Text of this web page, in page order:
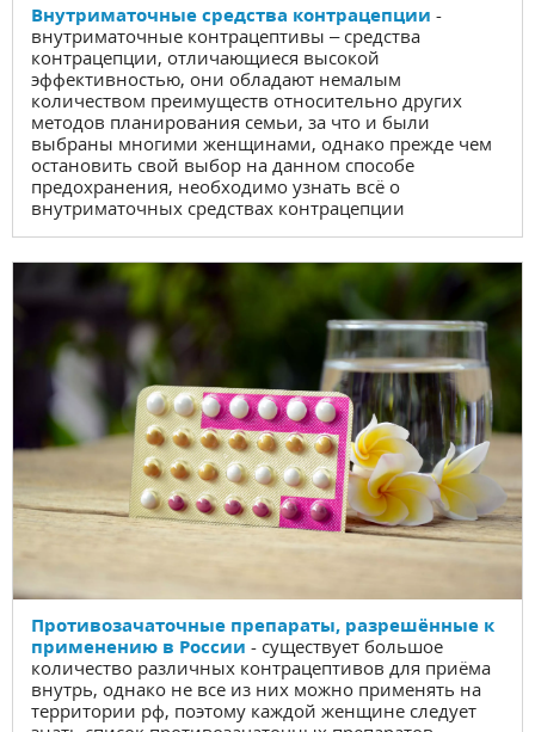
Внутриматочные средства контрацепции -
внутриматочные контрацептивы – средства
контрацепции, отличающиеся высокой
эффективностью, они обладают немалым
количеством преимуществ относительно других
методов планирования семьи, за что и были
выбраны многими женщинами, однако прежде чем
остановить свой выбор на данном способе
предохранения, необходимо узнать всё о
внутриматочных средствах контрацепции
Противозачаточные препараты, разрешённые к
применению в России - существует большое
количество различных контрацептивов для приёма
внутрь, однако не все из них можно применять на
территории рф, поэтому каждой женщине следует